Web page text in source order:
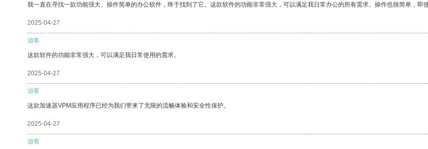
我一直在寻找一款功能强大、操作简单的办公软件，终于找到了它。这款软件的功能非常强大，可以满足我日常办公的所有需求。操作也很简单，即
2025-04-27
游客
这款软件的功能非常强大，可以满足我日常使用的需求。
2025-04-27
游客
这款加速器VPM应用程序已经为我们带来了无限的流畅体验和安全性保护。
2025-04-27
游客